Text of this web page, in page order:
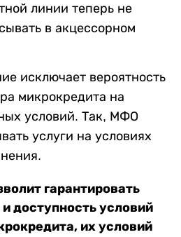
линии теперь не
в акцессорном
исключает вероятность
микрокредита на
условий. Так, МФО
услуги на условиях
гарантировать
доступность условий
их условий